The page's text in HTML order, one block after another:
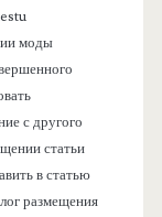
моды
с другого
статьи
в статью
размещения